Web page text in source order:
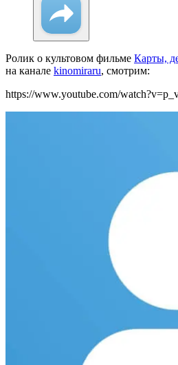
Ролик о культовом фильме Карты,
на канале kinomiraru, смотрим:
https://www.youtube.com/